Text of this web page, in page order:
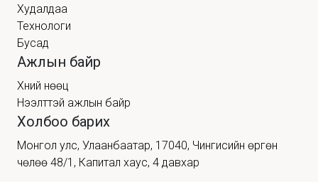
Худалдаа
Технологи
Бусад
Ажлын байр
Хүний нөөц
Нээлттэй ажлын байр
Холбоо барих
Монгол улс, Улаанбаатар, 17040, Чингисийн өргөн
чөлөө 48/1, Капитал хаус, 4 давхар